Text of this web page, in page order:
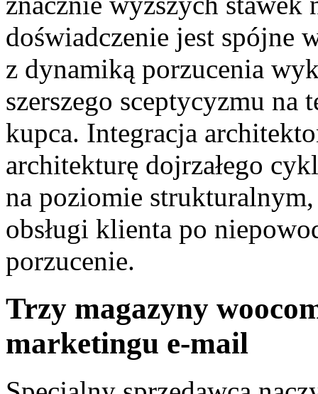
doświadczenie jest spójne
z dynamiką porzucenia
szerszego sceptycyzmu na
kupca. Integracja
architekturę dojrzałego
na poziomie
obsługi klienta po
porzucenie.
Trzy magazyny
marketingu e-mail